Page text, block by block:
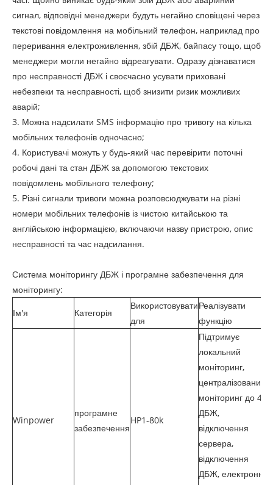
сигнал, відповідні менеджери будуть негайно сповіщені через
текстові повідомлення на мобільний телефон, наприклад про
переривання електроживлення, збій ДБЖ, байпасу тощо, щоб
менеджери могли негайно відреагувати. Одразу дізнаватися
про несправності ДБЖ і своєчасно усувати приховані
небезпеки та несправності, щоб знизити ризик можливих
аварій;
3. Можна надсилати SMS інформацію про тривогу на кілька
мобільних телефонів одночасно;
4. Користувачі можуть у будь-який час перевірити поточні
робочі дані та стан ДБЖ за допомогою текстових
повідомлень мобільного телефону;
5. Різні сигнали тривоги можна розповсюджувати на різні
номери мобільних телефонів із чистою китайською та
англійською інформацією, включаючи назву пристрою, опис
несправності та час надсилання.
Система моніторингу ДБЖ і програмне забезпечення для
моніторингу:
Ім'я
Категорія
Використовувати
для
Реалізувати
функцію
Winpower
програмне
забезпечення
HP1-80k
Підтримує
локальний
моніторинг,
централізований
моніторинг до 4
ДБЖ,
відключення
сервера,
відключення
ДБЖ, електронну